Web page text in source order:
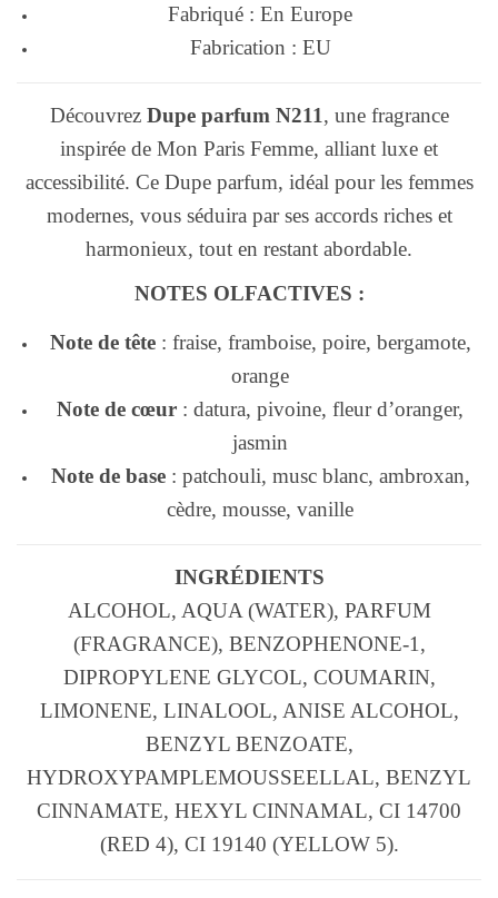
Fabriqué : En Europe
Fabrication : EU
Découvrez Dupe parfum N211, une fragrance
inspirée de Mon Paris Femme, alliant luxe et
accessibilité. Ce Dupe parfum, idéal pour les femmes
modernes, vous séduira par ses accords riches et
harmonieux, tout en restant abordable.
NOTES OLFACTIVES :
Note de tête: fraise, framboise, poire, bergamote,
orange
Note de cœur : datura, pivoine, fleur d’oranger,
jasmin
Note de base: patchouli, musc blanc, ambroxan,
cèdre, mousse, vanille
INGRÉDIENTS
ALCOHOL, AQUA (WATER), PARFUM
(FRAGRANCE), BENZOPHENONE-1,
DIPROPYLENE GLYCOL, COUMARIN,
LIMONENE, LINALOOL, ANISE ALCOHOL,
BENZYL BENZOATE,
HYDROXYPAMPLEMOUSSEELLAL, BENZYL
CINNAMATE, HEXYL CINNAMAL, CI 14700
(RED 4), CI 19140 (YELLOW 5).